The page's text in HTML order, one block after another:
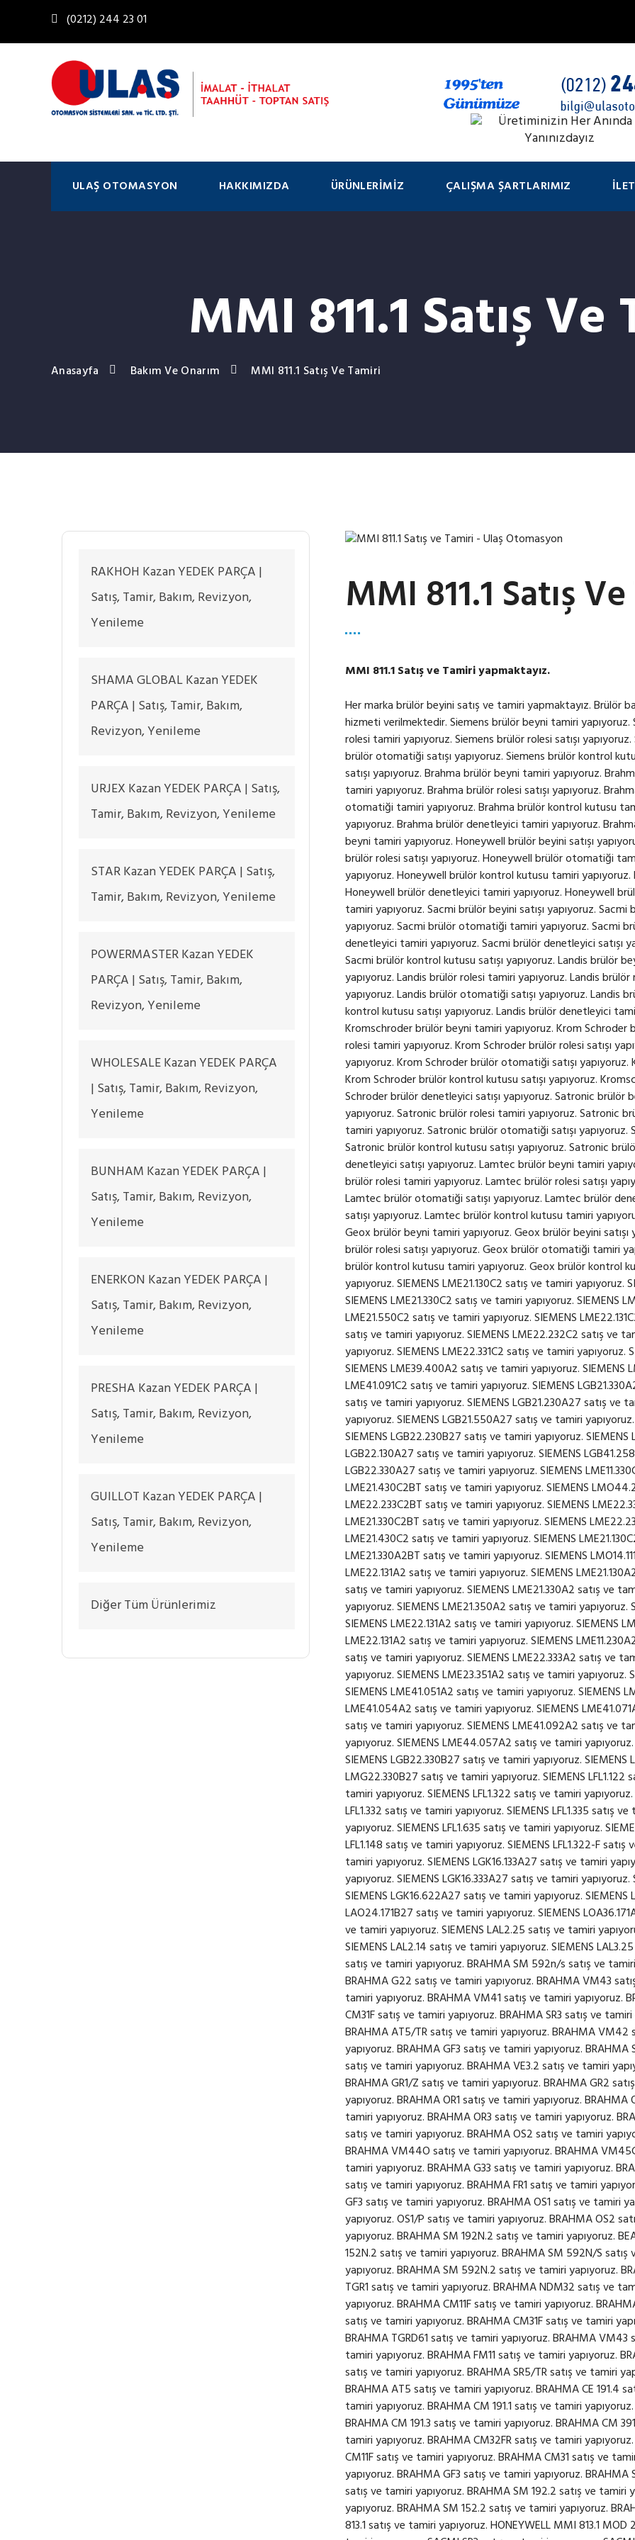
(0212) 244 23 01
ULAŞ OTOMASYON HAKKIMIZDA ÜRÜNLERIMIZ ÇALIŞMA ŞARTLARIMIZ
MMI 811.1 Satış
Anasayfa Bakım Ve Onarım MMI 811.1 Satış Ve Tamiri
RAKHOH Kazan YEDEK PARÇA |
Satış, Tamir, Bakım, Revizyon,
Yenileme
SHAMA GLOBAL Kazan YEDEK
PARÇA | Satış, Tamir, Bakım,
Revizyon, Yenileme
URJEX Kazan YEDEK PARÇA | Satış,
Tamir, Bakım, Revizyon, Yenileme
STAR Kazan YEDEK PARÇA | Satış,
Tamir, Bakım, Revizyon, Yenileme
POWERMASTER Kazan YEDEK
PARÇA | Satış, Tamir, Bakım,
Revizyon, Yenileme
WHOLESALE Kazan YEDEK PARÇA
| Satış, Tamir, Bakım, Revizyon,
Yenileme
BUNHAM Kazan YEDEK PARÇA |
Satış, Tamir, Bakım, Revizyon,
Yenileme
ENERKON Kazan YEDEK PARÇA |
Satış, Tamir, Bakım, Revizyon,
Yenileme
PRESHA Kazan YEDEK PARÇA |
Satış, Tamir, Bakım, Revizyon,
Yenileme
GUILLOT Kazan YEDEK PARÇA |
Satış, Tamir, Bakım, Revizyon,
Yenileme
Diğer Tüm Ürünlerimiz
MMI 811.1 Satış
MMI 811.1 Satış ve Tamiri yapmaktayız.
Her marka brülör beyini satış ve tamiri yapmaktayız. Brülör bakım, onarım ve revizyonu için 7/24 teknik servis hizmeti verilmektedir. Siemens brülör beyni tamiri yapıyoruz. Siemens brülör beyini satışı yapıyoruz. Siemens brülör rolesi tamiri yapıyoruz. Siemens brülör rolesi satışı yapıyoruz. Siemens brülör otomatiği tamiri yapıyoruz. Siemens brülör otomatiği satışı yapıyoruz. Siemens brülör kontrol kutusu tamiri yapıyoruz. Siemens brülör kontrol kutusu satışı yapıyoruz. Brahma brülör beyni tamiri yapıyoruz. Brahma brülör beyini satışı yapıyoruz. Brahma brülör rolesi tamiri yapıyoruz. Brahma brülör rolesi satışı yapıyoruz. Brahma brülör otomatiği satışı yapıyoruz. Brahma brülör otomatiği tamiri yapıyoruz. Brahma brülör kontrol kutusu tamiri yapıyoruz. Brahma brülör kontrol kutusu satışı yapıyoruz. Brahma brülör denetleyici tamiri yapıyoruz. Brahma brülör denetleyici satışı yapıyoruz. Honeywell brülör beyni tamiri yapıyoruz. Honeywell brülör beyini satışı yapıyoruz. Honeywell brülör rolesi tamiri yapıyoruz. Honeywell brülör rolesi satışı yapıyoruz. Honeywell brülör otomatiği tamiri yapıyoruz. Honeywell brülör otomatiği satışı yapıyoruz. Honeywell brülör kontrol kutusu tamiri yapıyoruz. Honeywell brülör kontrol kutusu satışı yapıyoruz. Honeywell brülör denetleyici tamiri yapıyoruz. Honeywell brüllör denetleyici satışı yapıyoruz. Sacmi brülör beyni tamiri yapıyoruz. Sacmi brülör beyini satışı yapıyoruz. Sacmi brülör rolesi tamiri yapıyoruz. Sacmi brülör rolesi satışı yapıyoruz. Sacmi brülör otomatiği tamiri yapıyoruz. Sacmi brülör otomatiği satışı yapıyoruz. Sacmi brülör denetleyici tamiri yapıyoruz. Sacmi brülör denetleyici satışı yapıyoruz. Sacmi brülör kontrol kutusu tamiri yapıyoruz. Sacmi brülör kontrol kutusu satışı yapıyoruz. Landis brülör beyni tamiri yapıyoruz. Landis brülör beyini satışı yapıyoruz. Landis brülör rolesi tamiri yapıyoruz. Landis brülör rolesi satışı yapıyoruz. Landis brülör otomatiği tamiri yapıyoruz. Landis brülör otomatiği satışı yapıyoruz. Landis brülör kontrol kutusu tamiri yapıyoruz. Landis brülör kontrol kutusu satışı yapıyoruz. Landis brülör denetleyici tamiri yapıyoruz. Landis brülör denetleyici satışı yapıyoruz. Kromschroder brülör beyni tamiri yapıyoruz. Krom Schroder brülör beyni satışı yapıyoruz. Kromschroder brülör rolesi tamiri yapıyoruz. Krom Schroder brülör rolesi satışı yapıyoruz. Kromschroder brülör otomatiği tamiri yapıyoruz. Krom Schroder brülör otomatiği satışı yapıyoruz. Kromschroder brülör kontrol kutusu tamiri yapıyoruz. Krom Schroder brülör kontrol kutusu satışı yapıyoruz. Kromschroder brülör denetleyici tamiri yapıyoruz. Krom Schroder brülör denetleyici satışı yapıyoruz. Satronic brülör beyni tamiri yapıyoruz. Satronic brülör beyini satışı yapıyoruz. Satronic brülör rolesi tamiri yapıyoruz. Satronic brülör rolesi satışı yapıyoruz. Satronic brülör otomatiği tamiri yapıyoruz. Satronic brülör otomatiği satışı yapıyoruz. Satronic brülör kontrol kutusu tamiri yapıyoruz. Satronic brülör kontrol kutusu satışı yapıyoruz. Satronic brülör denetleyici tamiri yapıyoruz. Satronic brülör denetleyici satışı yapıyoruz. Lamtec brülör beyni tamiri yapıyoruz. Lamtec brülör beyini tamiri yapıyoruz. Lamtec brülör rolesi tamiri yapıyoruz. Lamtec brülör rolesi satışı yapıyoruz. Lamtec brülör otomatiği tamiri yapıyoruz. Lamtec brülör otomatiği satışı yapıyoruz. Lamtec brülör denetleyici tamiri yapıyoruz. Lamtec brülör denetleyici satışı yapıyoruz. Lamtec brülör kontrol kutusu tamiri yapıyoruz. Lamtec brülör kontrol kutusu satışı yapıyoruz. Geox brülör beyni tamiri yapıyoruz. Geox brülör beyini satışı yapıyoruz. Geox brülör rolesi tamiri yapıyoruz. Geox brülör rolesi satışı yapıyoruz. Geox brülör otomatiği tamiri yapıyoruz. Geox brülör otomatiği satışı yapıyoruz. Geox brülör kontrol kutusu tamiri yapıyoruz. Geox brülör kontrol kutusu satışı yapıyoruz. Geox brülör denetleyici tamiri yapıyoruz. SIEMENS LME21.130C2 satış ve tamiri yapıyoruz. SIEMENS LME21.230C2 satış ve tamiri yapıyoruz. SIEMENS LME21.330C2 satış ve tamiri yapıyoruz. SIEMENS LME21.350C2 satış ve tamiri yapıyoruz. SIEMENS LME21.550C2 satış ve tamiri yapıyoruz. SIEMENS LME22.131C2 satış ve tamiri yapıyoruz. SIEMENS LME22.231C2 satış ve tamiri yapıyoruz. SIEMENS LME22.232C2 satış ve tamiri yapıyoruz. SIEMENS LME22.233C2 satış ve tamiri yapıyoruz. SIEMENS LME22.331C2 satış ve tamiri yapıyoruz. SIEMENS LGA52.171B27 satış ve tamiri yapıyoruz. SIEMENS LME39.400A2 satış ve tamiri yapıyoruz. SIEMENS LME41.054C2 satış ve tamiri yapıyoruz. SIEMENS LME41.091C2 satış ve tamiri yapıyoruz. SIEMENS LGB21.330A27 satış ve tamiri yapıyoruz. SIEMENS LGB21.130A27 satış ve tamiri yapıyoruz. SIEMENS LGB21.230A27 satış ve tamiri yapıyoruz. SIEMENS LGB21.350A27 satış ve tamiri yapıyoruz. SIEMENS LGB21.550A27 satış ve tamiri yapıyoruz. SIEMENS LGB21.330A27 satış ve tamiri yapıyoruz. SIEMENS LGB22.230B27 satış ve tamiri yapıyoruz. SIEMENS LGB32.330A27 satış ve tamiri yapıyoruz. SIEMENS LGB22.130A27 satış ve tamiri yapıyoruz. SIEMENS LGB41.258A27 satış ve tamiri yapıyoruz. SIEMENS LGB22.330A27 satış ve tamiri yapıyoruz. SIEMENS LME11.330C2BT satış ve tamiri yapıyoruz. SIEMENS LME21.430C2BT satış ve tamiri yapıyoruz. SIEMENS LMO44.255C2BT satış ve tamiri yapıyoruz. SIEMENS LME22.233C2BT satış ve tamiri yapıyoruz. SIEMENS LME22.331C2BT satış ve tamiri yapıyoruz. SIEMENS LME21.330C2BT satış ve tamiri yapıyoruz. SIEMENS LME22.233C2RL satış ve tamiri yapıyoruz. SIEMENS LME21.430C2 satış ve tamiri yapıyoruz. SIEMENS LME21.130C2RL satış ve tamiri yapıyoruz. SIEMENS LME21.330A2BT satış ve tamiri yapıyoruz. SIEMENS LMO14.111C2BT satış ve tamiri yapıyoruz. SIEMENS